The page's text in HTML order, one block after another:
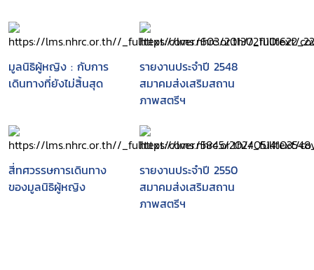
มูลนิธิผู้หญิง : กับการ
เดินทางที่ยังไม่สิ้นสุด
รายงานประจำปี 2548
สมาคมส่งเสริมสถาน
ภาพสตรีฯ
สี่ทศวรรษการเดินทาง
ของมูลนิธิผู้หญิง
รายงานประจำปี 2550
สมาคมส่งเสริมสถาน
ภาพสตรีฯ